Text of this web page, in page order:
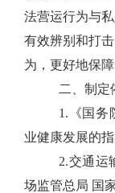
法营运行为与
有效辨别和打
为，更好地保
二、制定
1. 《国
业健康发展的
2.交通运
场监管总局 国